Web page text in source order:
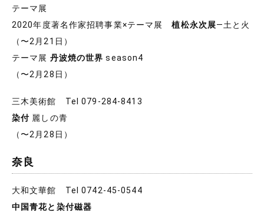
テーマ展
2020年度著名作家招聘事業×テーマ展植松永次展―土と火
（〜2月21日）
テーマ展 丹波焼の世界 season4
（〜2月28日）
三木美術館 Tel 079-284-8413
染付 麗しの青
（〜2月28日）
奈良
大和文華館 Tel 0742-45-0544
中国青花と染付磁器